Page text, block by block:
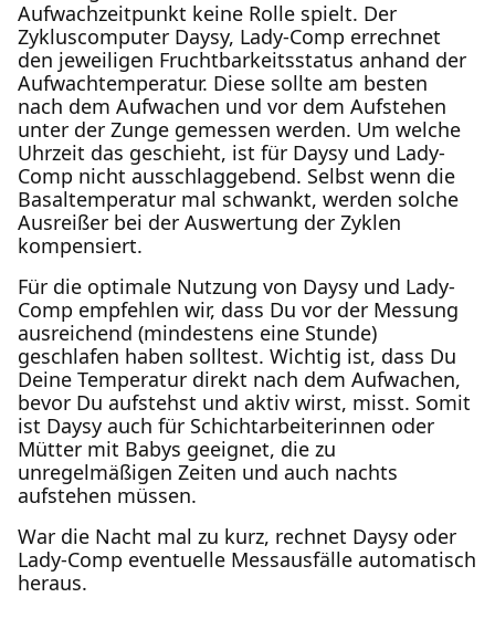
Aufwachzeitpunkt keine Rolle spielt. Der
Zykluscomputer Daysy, Lady-Comp errechnet
den jeweiligen Fruchtbarkeitsstatus anhand der
Aufwachtemperatur. Diese sollte am besten
nach dem Aufwachen und vor dem Aufstehen
unter der Zunge gemessen werden. Um welche
Uhrzeit das geschieht, ist für Daysy und Lady-
Comp nicht ausschlaggebend. Selbst wenn die
Basaltemperatur mal schwankt, werden solche
Ausreißer bei der Auswertung der Zyklen
kompensiert.
Für die optimale Nutzung von Daysy und Lady-
Comp empfehlen wir, dass Du vor der Messung
ausreichend (mindestens eine Stunde)
geschlafen haben solltest. Wichtig ist, dass Du
Deine Temperatur direkt nach dem Aufwachen,
bevor Du aufstehst und aktiv wirst, misst. Somit
ist Daysy auch für Schichtarbeiterinnen oder
Mütter mit Babys geeignet, die zu
unregelmäßigen Zeiten und auch nachts
aufstehen müssen.
War die Nacht mal zu kurz, rechnet Daysy oder
Lady-Comp eventuelle Messausfälle automatisch
heraus.